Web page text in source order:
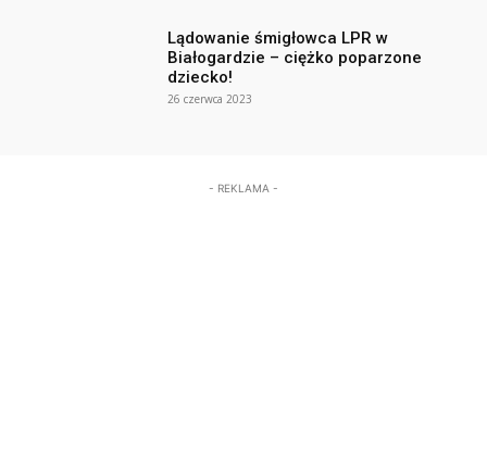
Lądowanie śmigłowca LPR w
Białogardzie – ciężko poparzone
dziecko!
26 czerwca 2023
- REKLAMA -